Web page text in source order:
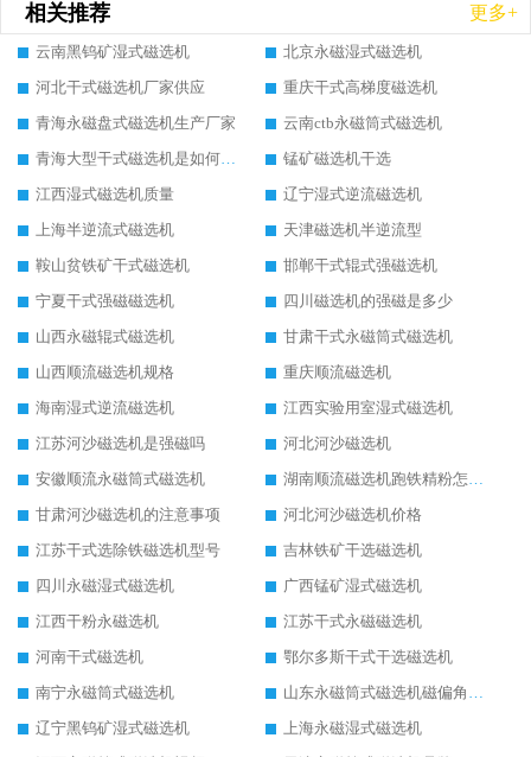
相关推荐 更多+
云南黑钨矿湿式磁选机
北京永磁湿式磁选机
河北干式磁选机厂家供应
重庆干式高梯度磁选机
青海永磁盘式磁选机生产厂家
云南ctb永磁筒式磁选机
青海大型干式磁选机是如何选矿的
锰矿磁选机干选
江西湿式磁选机质量
辽宁湿式逆流磁选机
上海半逆流式磁选机
天津磁选机半逆流型
鞍山贫铁矿干式磁选机
邯郸干式辊式强磁选机
宁夏干式强磁磁选机
四川磁选机的强磁是多少
山西永磁辊式磁选机
甘肃干式永磁筒式磁选机
山西顺流磁选机规格
重庆顺流磁选机
海南湿式逆流磁选机
江西实验用室湿式磁选机
江苏河沙磁选机是强磁吗
河北河沙磁选机
安徽顺流永磁筒式磁选机
湖南顺流磁选机跑铁精粉怎么处理
甘肃河沙磁选机的注意事项
河北河沙磁选机价格
江苏干式选除铁磁选机型号
吉林铁矿干选磁选机
四川永磁湿式磁选机
广西锰矿湿式磁选机
江西干粉永磁选机
江苏干式永磁磁选机
河南干式磁选机
鄂尔多斯干式干选磁选机
南宁永磁筒式磁选机
山东永磁筒式磁选机磁偏角怎么调整
辽宁黑钨矿湿式磁选机
上海永磁湿式磁选机